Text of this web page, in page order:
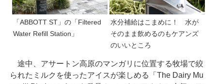
「ABBOTT ST」の「Filtered
Water Refill Station」
水分補給はこまめに！ 水が
そのまま飲めるのもケアンズ
のいいところ
途中、アサートン高原のマンガリに位置する牧場で絞
られたミルクを使ったアイスが楽しめる「The Dairy Mu